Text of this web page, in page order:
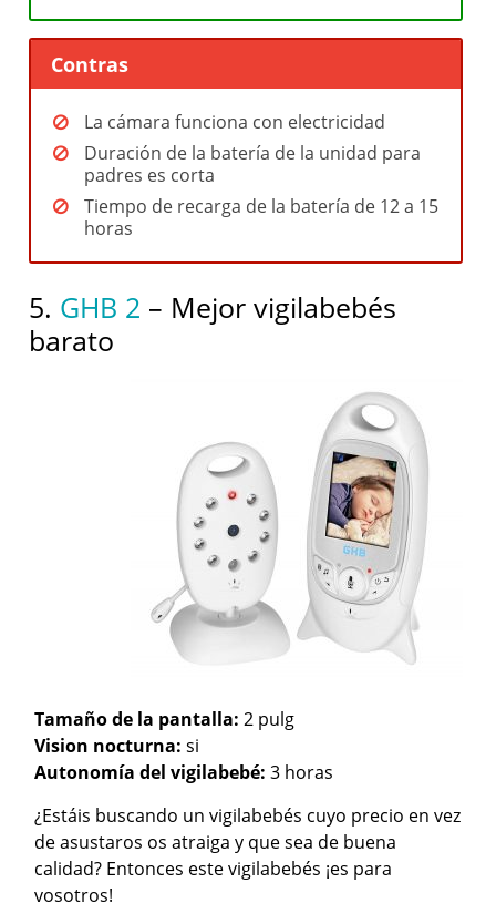
Contras
La cámara funciona con electricidad
Duración de la batería de la unidad para
padres es corta
Tiempo de recarga de la batería de 12 a 15
horas
5. GHB 2 – Mejor vigilabebés
barato
Tamaño de la pantalla:2 pulg
Vision nocturna: si
Autonomía del vigilabebé: 3 horas
¿Estáis buscando un vigilabebés cuyo precio en vez
de asustaros os atraiga y que sea de buena
calidad? Entonces este vigilabebés ¡es para
vosotros!